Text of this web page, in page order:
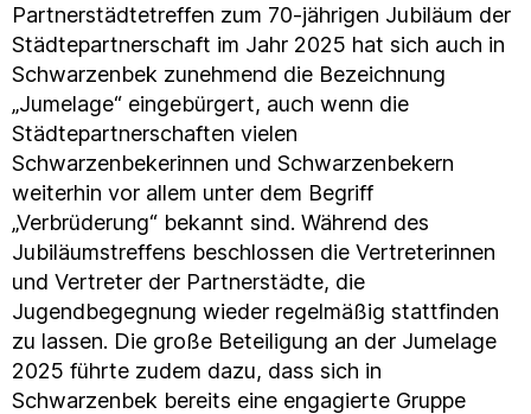
Partnerstädtetreffen zum 70-jährigen Jubiläum der
Städtepartnerschaft im Jahr 2025 hat sich auch in
Schwarzenbek zunehmend die Bezeichnung
„Jumelage“ eingebürgert, auch wenn die
Städtepartnerschaften vielen
Schwarzenbekerinnen und Schwarzenbekern
weiterhin vor allem unter dem Begriff
„Verbrüderung“ bekannt sind. Während des
Jubiläumstreffens beschlossen die Vertreterinnen
und Vertreter der Partnerstädte, die
Jugendbegegnung wieder regelmäßig stattfinden
zu lassen. Die große Beteiligung an der Jumelage
2025 führte zudem dazu, dass sich in
Schwarzenbek bereits eine engagierte Gruppe